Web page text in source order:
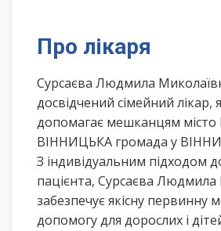
Про лікаря
Сурсаєва Людмила
досвідчений сімейний
допомагає мешканцям
ВІННИЦЬКА громада у
З індивідуальним підходом
пацієнта, Сурсаєва
забезпечує якісну первинну
допомогу для дорослих і